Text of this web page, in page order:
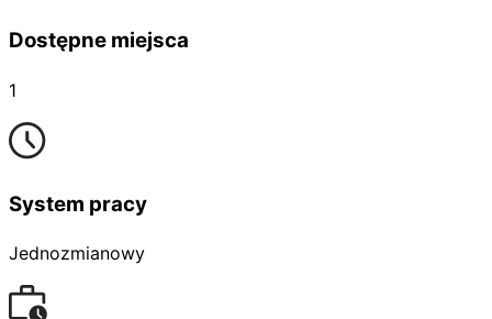
Dostępne miejsca
1
System pracy
Jednozmianowy